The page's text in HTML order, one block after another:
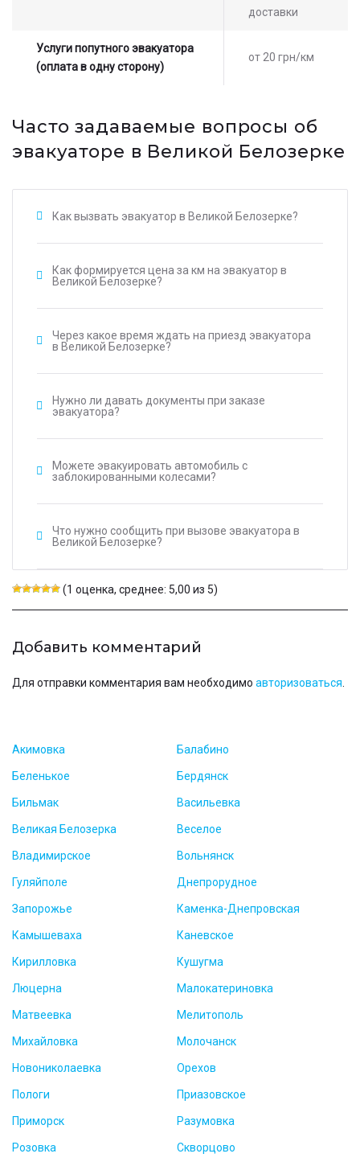
Акимовка Балабино
Беленькое Бердянск
Бильмак Васильевка
Великая Белозерка Веселое
Владимирское Вольнянск
Гуляйполе Днепрорудное
Запорожье Каменка-Днепровская
Камышеваха Каневское
Кирилловка Кушугма
Люцерна Малокатериновка
Матвеевка Мелитополь
Михайловка Молочанск
Новониколаевка Орехов
Пологи Приазовское
Приморск Разумовка
Розовка Скворцово
доставки
Услуги попутного эвакуатора
(оплата в одну сторону)
от 20 грн/км
Часто задаваемые вопросы об
эвакуаторе в Великой Белозерке
Как вызвать эвакуатор в Великой Белозерке?
Как формируется цена за км на эвакуатор в
Великой Белозерке?
Через какое время ждать на приезд эвакуатора
в Великой Белозерке?
Нужно ли давать документы при заказе
эвакуатора?
Можете эвакуировать автомобиль с
заблокированными колесами?
Что нужно сообщить при вызове эвакуатора в
Великой Белозерке?
(1 оценка, среднее: 5,00 из 5)
Добавить комментарий
Для отправки комментария вам необходимо авторизоваться